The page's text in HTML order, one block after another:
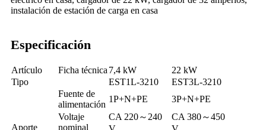
instalación de estación de carga en casa
Especificación
Artículo Ficha técnica 7,4 kW
22 kW
Tipo
EST1L-3210 EST3L-3210
Aporte
Fuente de
alimentación
1P+N+PE
3P+N+PE
Voltaje
nominal
CA 220～240
CA 380～450